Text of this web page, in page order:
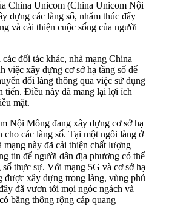
China Unicom (China Unicom Nội
dựng các làng số, nhằm thúc đẩy
và cải thiện cuộc sống của người
đối tác khác, nhà mạng China
việc xây dựng cơ sở hạ tầng số để
đổi làng thông qua việc sử dụng
tiến. Điều này đã mang lại lợi ích
mặt.
Nội Mông đang xây dựng cơ sở hạ
cho các làng số. Tại một ngôi làng ở
này đã cải thiện chất lượng
tin để người dân địa phương có thể
số thực sự. Với mạng 5G và cơ sở hạ
được xây dựng trong làng, vùng phủ
đã vươn tới mọi ngóc ngách và
băng thông rộng cáp quang